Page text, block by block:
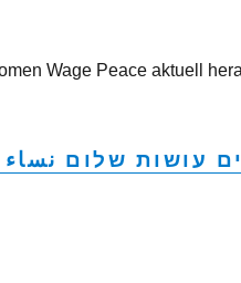
Wage Peace aktuell